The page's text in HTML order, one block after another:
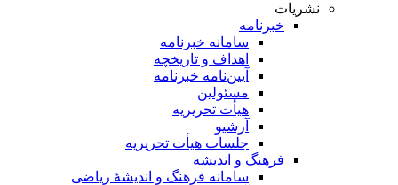
نشریات
خبرنامه
سامانه خبرنامه
اهداف و تاریخچه
آیین‌نامه خبرنامه
مسئولین
هیأت تحریریه
آرشیو
جلسات هیأت تحریریه
فرهنگ و اندیشه
سامانه فرهنگ و اندیشۀ ریاضی